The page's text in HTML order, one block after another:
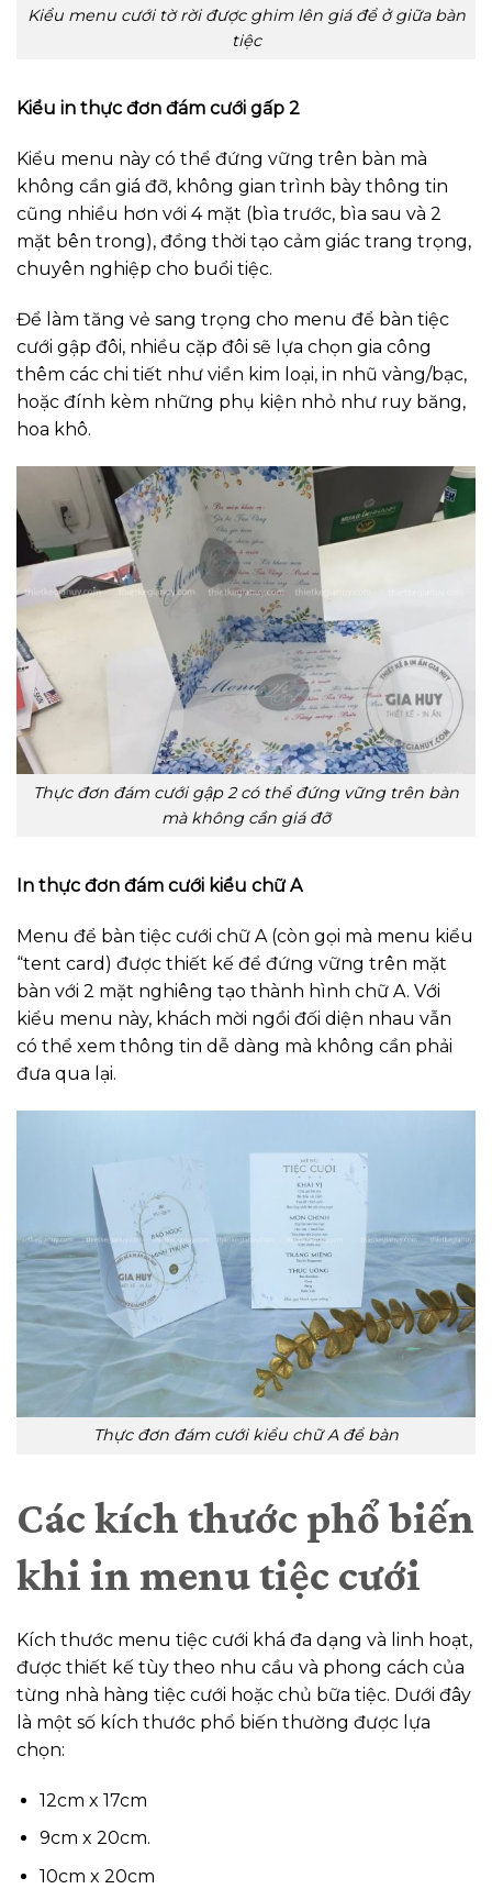
Kiểu menu cưới tờ rời được ghim lên giá để ở giữa bàn
tiệc
Kiểu in thực đơn đám cưới gấp 2
Kiểu menu này có thể đứng vững trên bàn mà
không cần giá đỡ, không gian trình bày thông tin
cũng nhiều hơn với 4 mặt (bìa trước, bìa sau và 2
mặt bên trong), đồng thời tạo cảm giác trang trọng,
chuyên nghiệp cho buổi tiệc.
Để làm tăng vẻ sang trọng cho menu để bàn tiệc
cưới gập đôi, nhiều cặp đôi sẽ lựa chọn gia công
thêm các chi tiết như viền kim loại, in nhũ vàng/bạc,
hoặc đính kèm những phụ kiện nhỏ như ruy băng,
hoa khô.
Thực đơn đám cưới gập 2 có thể đứng vững trên bàn
mà không cần giá đỡ
In thực đơn đám cưới kiểu chữ A
Menu để bàn tiệc cưới chữ A (còn gọi mà menu kiểu
“tent card) được thiết kế để đứng vững trên mặt
bàn với 2 mặt nghiêng tạo thành hình chữ A. Với
kiểu menu này, khách mời ngồi đối diện nhau vẫn
có thể xem thông tin dễ dàng mà không cần phải
đưa qua lại.
Thực đơn đám cưới kiểu chữ A để bàn
Các kích thước phổ biến
khi in menu tiệc cưới
Kích thước menu tiệc cưới khá đa dạng và linh hoạt,
được thiết kế tùy theo nhu cầu và phong cách của
từng nhà hàng tiệc cưới hoặc chủ bữa tiệc. Dưới đây
là một số kích thước phổ biến thường được lựa
chọn:
12cm x 17cm
9cm x 20cm.
10cm x 20cm